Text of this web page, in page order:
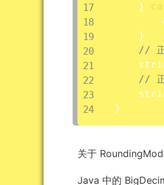
}
}
// 正
// 正
}
关于
Java 中的